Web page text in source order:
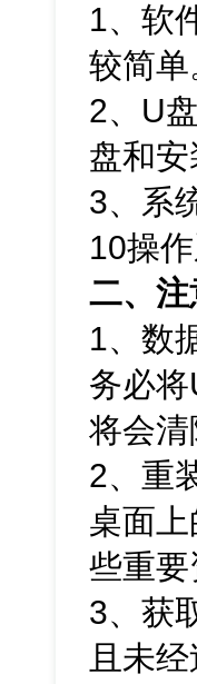
1、软
较简单
2、U
盘和安
3、系
10操
二、
1、数
务必
将会
2、重
桌面
些重
3、获
且未